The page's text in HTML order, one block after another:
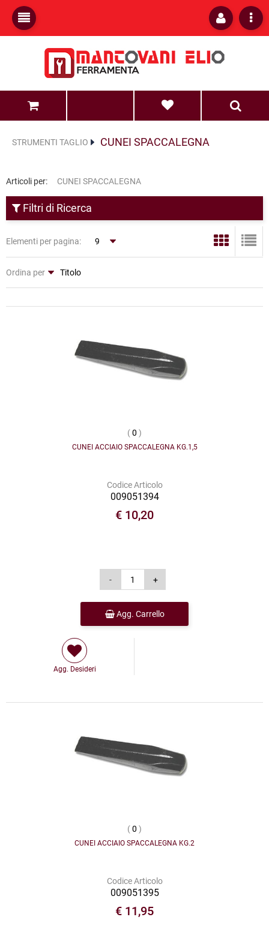
STRUMENTI TAGLIO CUNEI SPACCALEGNA
Articoli per: CUNEI SPACCALEGNA
Filtri di Ricerca
Elementi per pagina:
Ordina per
(0 )
CUNEI ACCIAIO SPACCALEGNA KG.1,5
Codice Articolo
009051394
€ 10,20
Agg. Carrello
Agg. Desideri
(0 )
CUNEI ACCIAIO SPACCALEGNA KG.2
Codice Articolo
009051395
€ 11,95